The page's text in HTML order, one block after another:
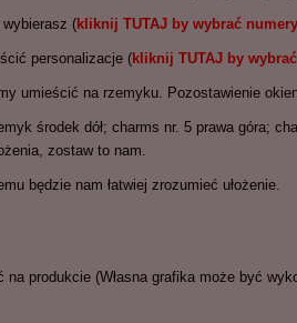
(kliknij TUTAJ by wybrać
personalizacje (kliknij TUTAJ by
umieścić na rzemyku. Pozostawienie
środek dół; charms nr. 5 prawa góra;
zostaw to nam.
będzie nam łatwiej zrozumieć ułożenie.
produkcie (Własna grafika może być